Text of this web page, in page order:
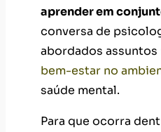
aprender em
conversa de
abordados
bem-estar no
saúde mental.
Para que ocorra